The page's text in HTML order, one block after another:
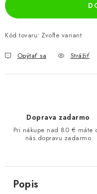
Kód tovaru: Zvoľte variant
Opýtať sa Strážiť
Doprava zadarmo
Pri nákupe nad 80 € máte
nás dopravu zadarmo
Popis